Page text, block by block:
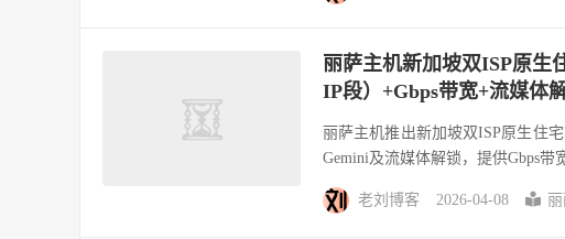
丽萨主机新加坡双ISP原生
IP段）+Gbps带宽+流媒体
丽萨主机推出新加坡双ISP原生住宅
Gemini及流媒体解锁，提供Gbps带
老刘博客 2026-04-08